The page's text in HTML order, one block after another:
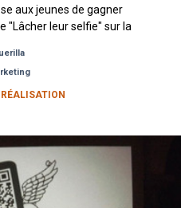
aux jeunes de gagner
"Lâcher leur selfie" sur la